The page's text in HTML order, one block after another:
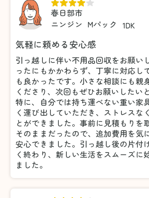
春日部市
ニンジン Mパック 1DK
気軽に頼める安心感
引っ越しに伴い不用品回収をお願い
ったにもかかわらず、丁寧に対応し
も良かったです。小さな相談にも親
くださり、次回もぜひお願いしたい
特に、自分では持ち運べない重い家
く運び出していただき、ストレスな
とができました。事前に見積もりを
そのままだったので、追加費用を気
安心できました。引っ越し後の片付
く終わり、新しい生活をスムーズに
ました。